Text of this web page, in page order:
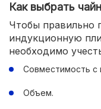
Как выбрать
Чтобы правильно
индукционную
необходимо
Совместимость с
Объем.